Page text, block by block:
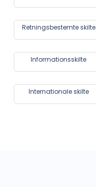
Retningsbestemte skilte
Informationsskilte
Internationale skilte